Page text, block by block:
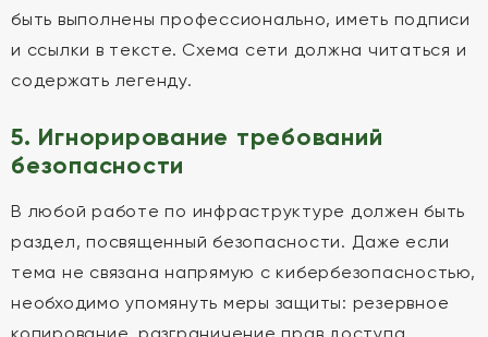
быть выполнены профессионально, иметь подписи
и ссылки в тексте. Схема сети должна читаться и
содержать легенду.
5. Игнорирование требований
безопасности
В любой работе по инфраструктуре должен быть
раздел, посвященный безопасности. Даже если
тема не связана напрямую с кибербезопасностью,
необходимо упомянуть меры защиты: резервное